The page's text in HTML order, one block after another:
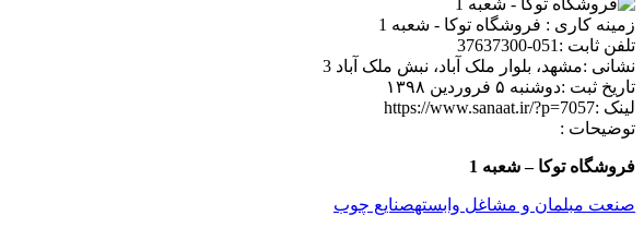
Telegram
زمینه کاری : فروشگاه توکا - شعبه 1
تلفن ثابت :051-37637300
نشانی :مشهد، بلوار ملک آباد، نبش ملک آباد 3
تاریخ ثبت :دوشنبه ۵ فروردین ۱۳۹۸
لینک :https://www.sanaat.ir/?p=7057
توضیحات :
فروشگاه توکا – شعبه 1
صنعت مبلمان و مشاغل وابستهصنایع چوب